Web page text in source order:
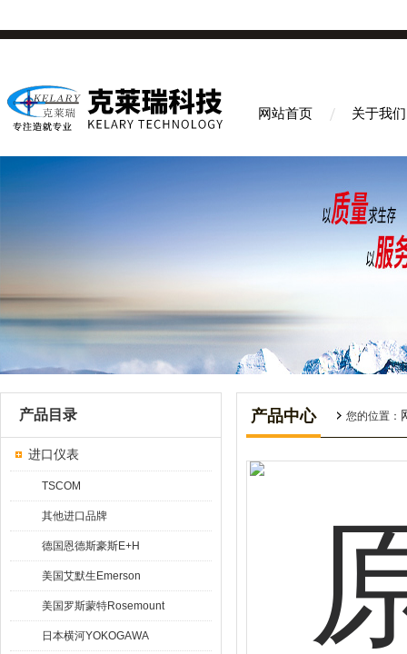
网站首页 关于我们
产品目录
进口仪表
TSCOM
其他进口品牌
德国恩德斯豪斯E+H
美国艾默生Emerson
美国罗斯蒙特Rosemount
日本横河YOKOGAWA
产品中心 您的位置：